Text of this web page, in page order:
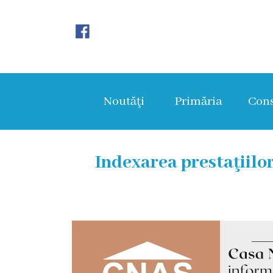
Organigrama
Noutăţi Primăria
Indexarea